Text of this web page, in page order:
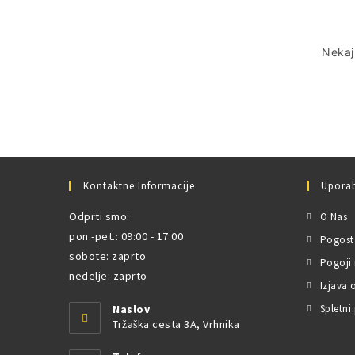
Kontaktne Informacije
Odprti smo:
pon.-pet.: 09:00 - 17:00
sobote: zaprto
nedelje: zaprto
Naslov
Tržaška cesta 3A, Vrhnika
O Nas
Pogoji
Izjava
Spletni